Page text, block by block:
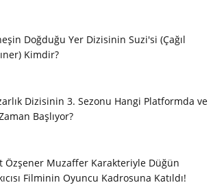
Doğduğu Yer Dizisinin Suzi'si (Çağıl
Kimdir?
Dizisinin 3. Sezonu Hangi Platformda ve
Başlıyor?
Özşener Muzaffer Karakteriyle Düğün
Filminin Oyuncu Kadrosuna Katıldı!